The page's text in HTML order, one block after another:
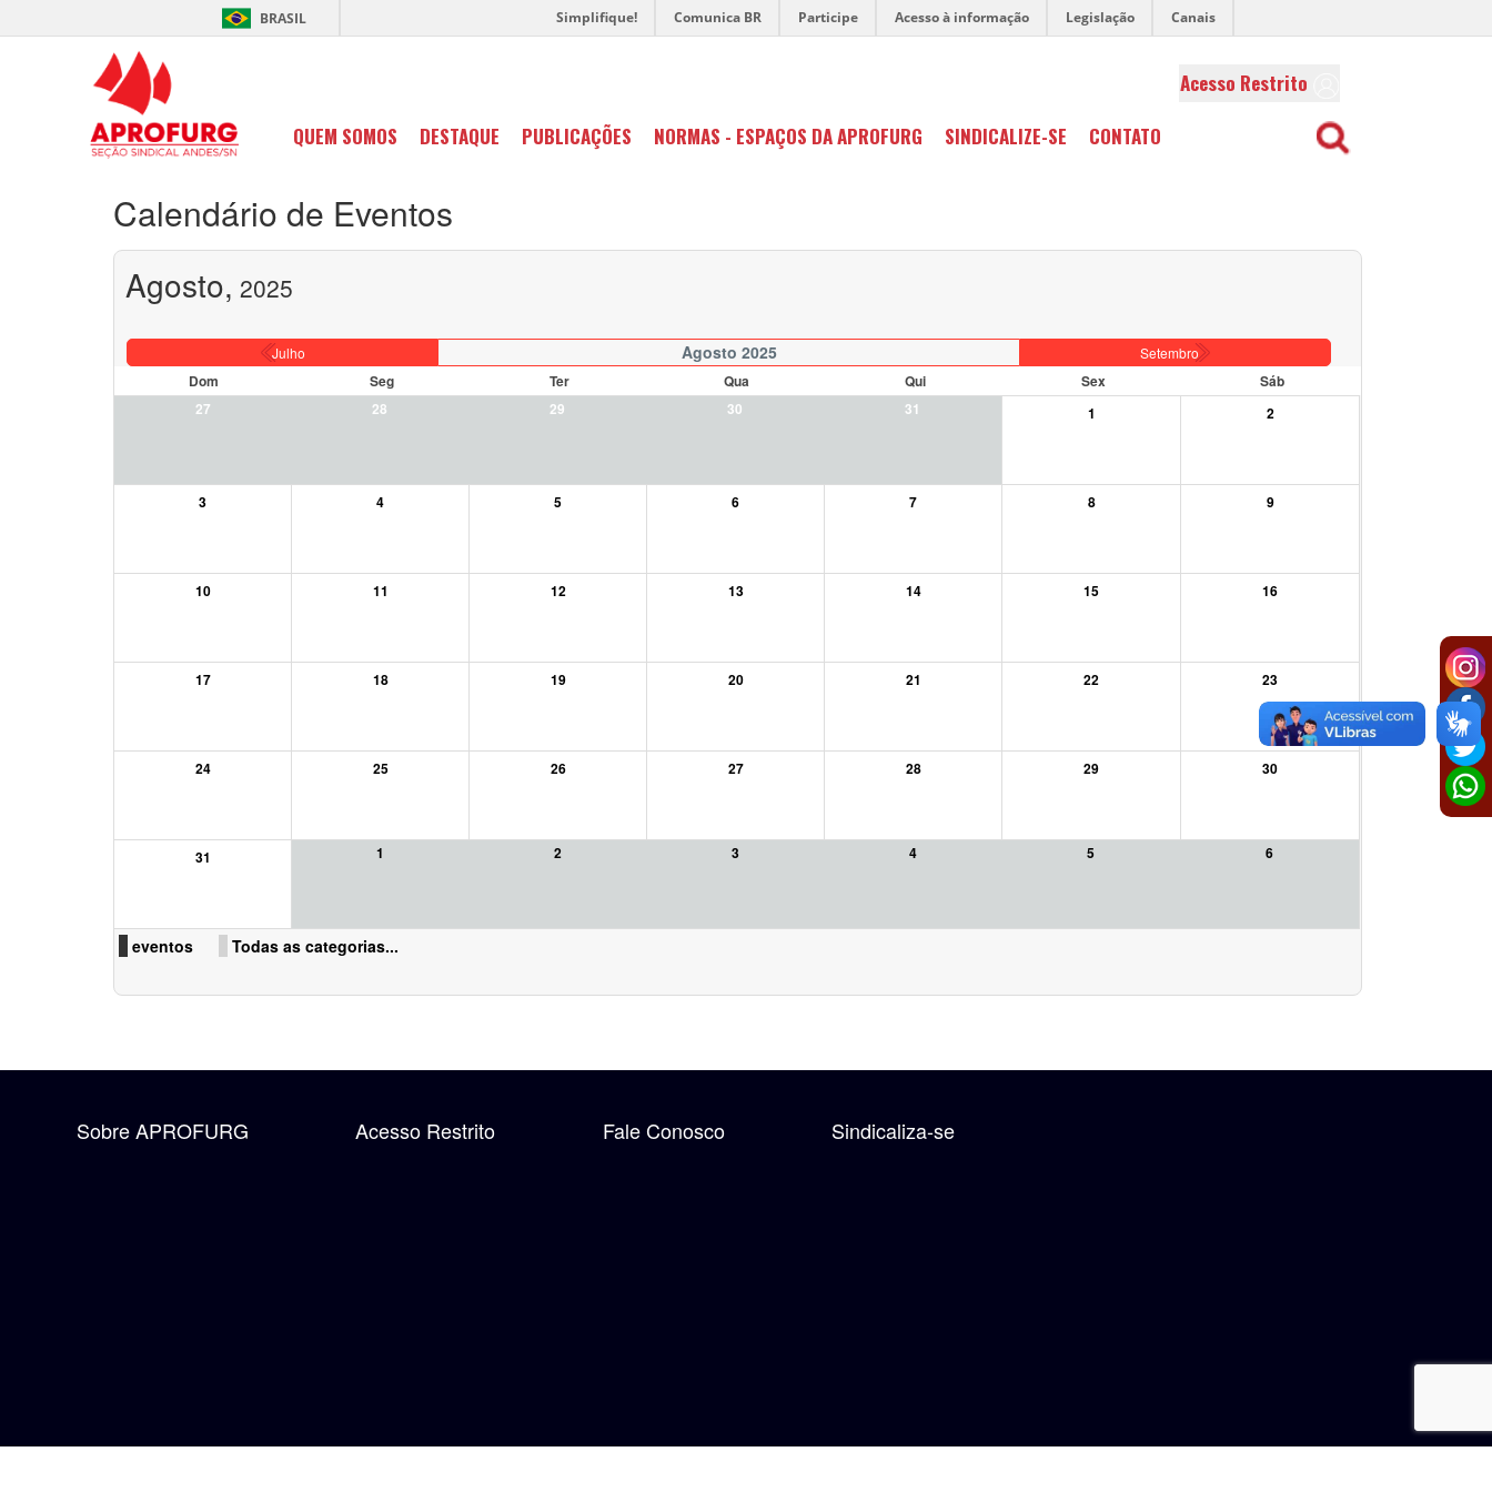
BRASIL Simplifique! Comunica BR Participe Acesso à informação Legislação Canais
QUEM SOMOS DESTAQUE PUBLICAÇÕES NORMAS - ESPAÇOS DA APROFURG SINDICALIZE-SE CONTATO
Acesso Restrito
Calendário de Eventos
Agosto, 2025
Julho Agosto 2025 Setembro
Dom Seg Ter Qua Qui Sex
Sáb
27
28 29 30 31 1 2
3 4 5 6 7 8 9
10 11 12 13 14 15 16
17 18 19 20 21 22 23
24 25 26 27 28 29 30
31 1 2 3 4 5 6
eventos Todas as categorias...
Sobre APROFURG Acesso Restrito Fale Conosco Sindicaliza-se